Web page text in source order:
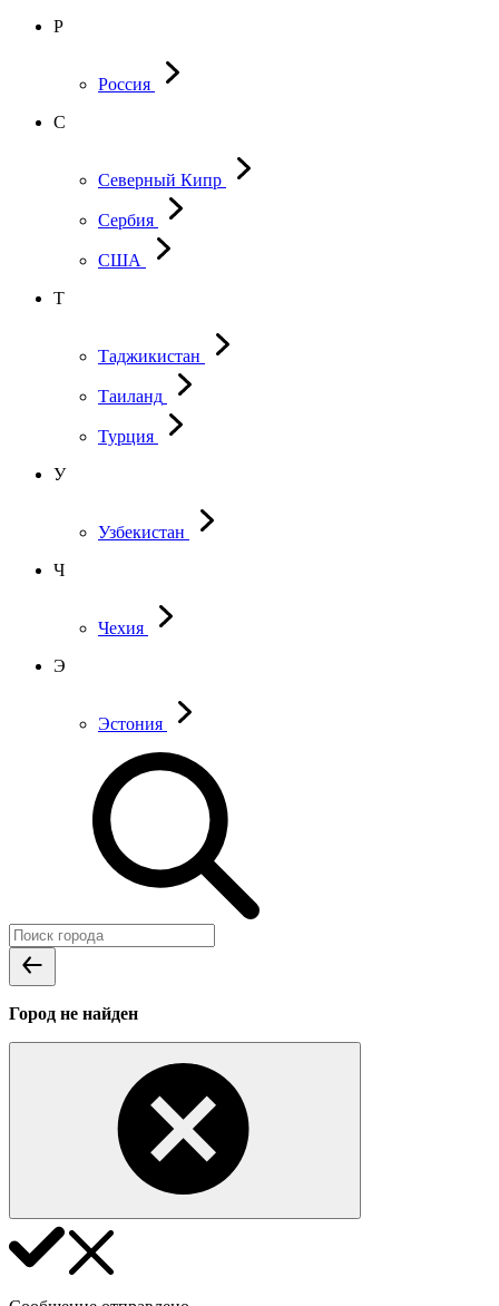
Р
Россия
С
Северный Кипр
Сербия
США
Т
Таджикистан
Таиланд
Турция
У
Узбекистан
Ч
Чехия
Э
Эстония
Город не найден